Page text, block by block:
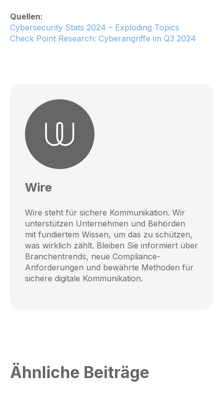
Quellen:
Cybersecurity Stats 2024 – Exploding Topics
Check Point Research: Cyberangriffe im Q3 2024
Wire
Wire steht für sichere Kommunikation. Wir
unterstützen Unternehmen und Behörden
mit fundiertem Wissen, um das zu schützen,
was wirklich zählt. Bleiben Sie informiert über
Branchentrends, neue Compliance-
Anforderungen und bewährte Methoden für
sichere digitale Kommunikation.
Ähnliche Beiträge